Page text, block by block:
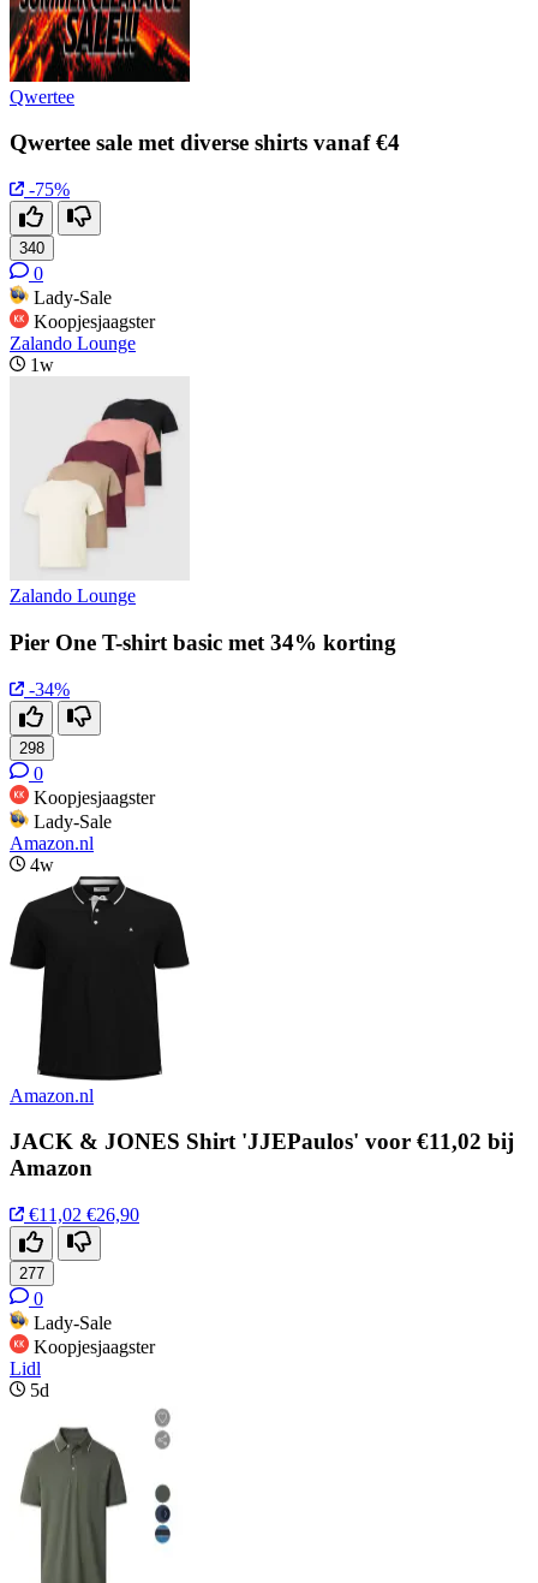
Qwertee
Qwertee sale met diverse shirts vanaf €4
-75%
340
0
Lady-Sale
Koopjesjaagster
Zalando Lounge
1w
Zalando Lounge
Pier One T-shirt basic met 34% korting
-34%
298
0
Koopjesjaagster
Lady-Sale
Amazon.nl
4w
Amazon.nl
JACK & JONES Shirt 'JJEPaulos' voor €11,02 bij
Amazon
€11,02 €26,90
277
0
Lady-Sale
Koopjesjaagster
Lidl
5d